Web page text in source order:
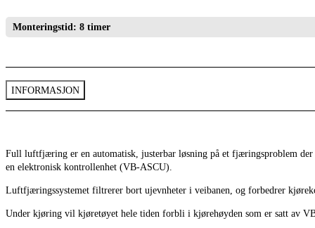
Monteringstid: 8 timer
INFORMASJON
Full luftfjæring er en automatisk, justerbar løsning på et fjæringsproblem
en elektronisk kontrollenhet (VB-ASCU).
Luftfjæringssystemet filtrerer bort ujevnheter i veibanen, og forbedrer
Under kjøring vil kjøretøyet hele tiden forbli i kjørehøyden som er satt av